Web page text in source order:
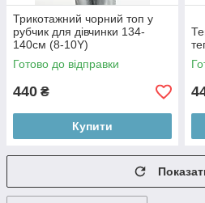
Трикотажний чорний топ у
рубчик для дівчинки 134-
140см (8-10Y)
Готово до відправки
440 ₴
Купити